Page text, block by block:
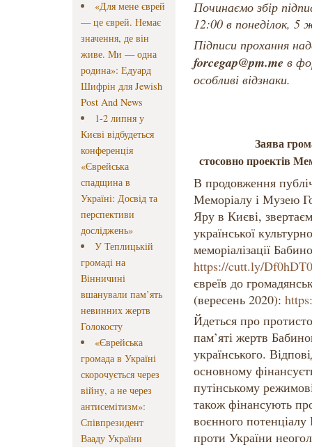
«Для мене єврей
— це єврей. Немає
значення, де він
живе. Ми — одна
родина»: Едуард
Шифрін для Jewish
Post And News
1-2 липня у
Києві відбудеться
конференція
«Єврейська
спадщина в
Україні: Досвід та
перспективи
досліджень»
У Теплицькій
громаді на
Вінничині
вшанували пам’ять
невинних жертв
Голокосту
«Єврейська
громада в Україні
скорочується через
війну, а не через
антисемітизм»:
Співпрезидент
Вааду України
Починаємо збір
12:00 в понеділок, 5
Підписи прохання
forcegap@pm.meв
особливі відзнаки.
Заява
стосовно проектів
В продовження
Меморіалу і Музею
Яру в Києві,
української
меморіалізації
https://cutt.ly/Df0hDT0
євреїв до
(вересень 2020):
Йдеться про
пам’яті жертв
українського.
основному
путінському
також фінансують
воєнного потенціалу
проти України